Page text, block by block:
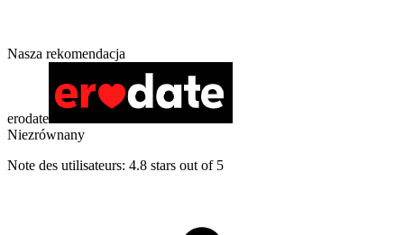
Nasza rekomendacja
erodate
Niezrównany
Note des utilisateurs: 4.8 stars out of 5